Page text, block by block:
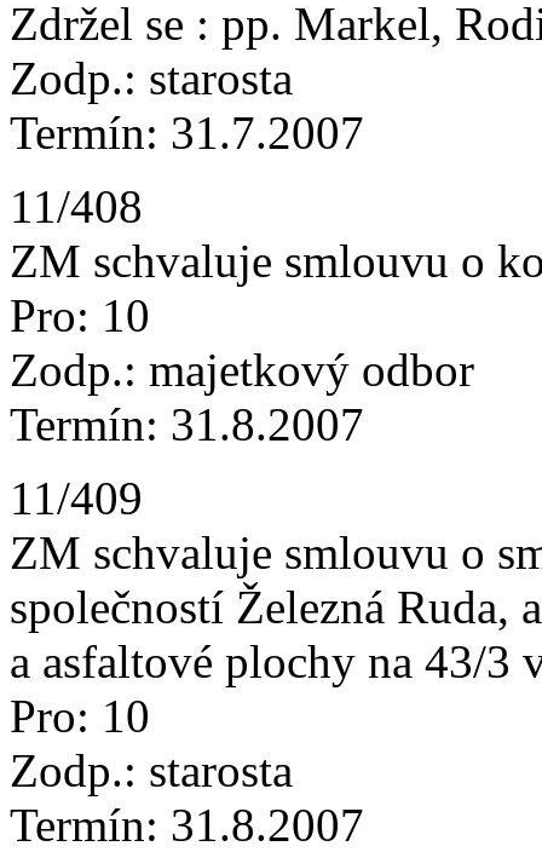
Zdržel se : pp. Markel,
Zodp.: starosta
Termín: 31.7.2007
11/408
ZM schvaluje smlouvu o
Pro: 10
Zodp.: majetkový odbor
Termín: 31.8.2007
11/409
ZM schvaluje smlouvu o
společností Železná Ruda,
a asfaltové plochy na 43/3
Pro: 10
Zodp.: starosta
Termín: 31.8.2007